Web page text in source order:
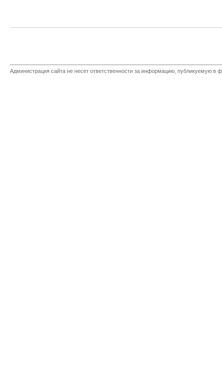
Администрация сайта не несет ответственности за информацию, публикуемую